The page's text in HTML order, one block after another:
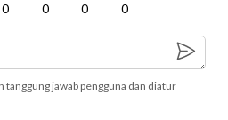
0 0 0 0
jawab pengguna dan diatur